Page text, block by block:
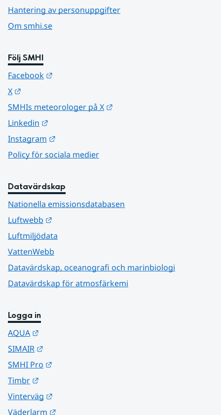
Hantering av personuppgifter
Om smhi.se
Följ SMHI
Facebook
X
SMHIs meteorologer på X
Linkedin
Instagram
Policy för sociala medier
Datavärdskap
Nationella emissionsdatabasen
Luftwebb
Luftmiljödata
VattenWebb
Datavärdskap, oceanografi och marinbiologi
Datavärdskap för atmosfärkemi
Logga in
AQUA
SIMAIR
SMHI Pro
Timbr
Vinterväg
Väderlarm